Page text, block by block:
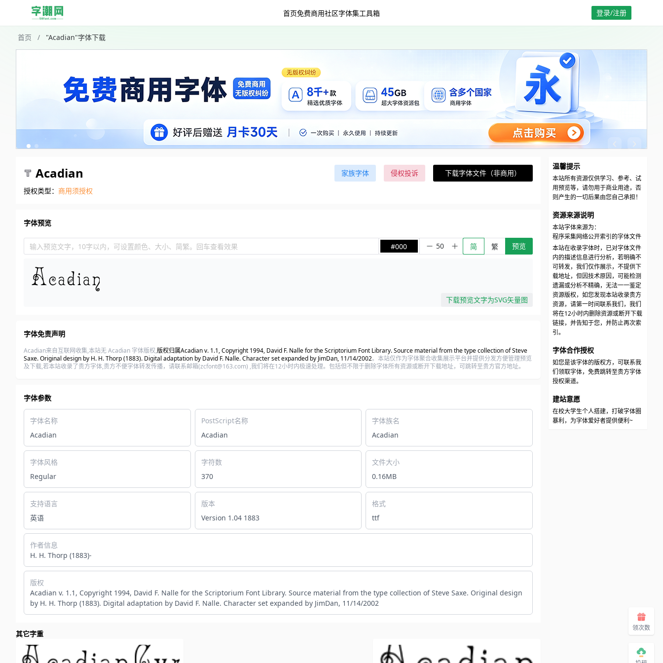
首页免费商用社区字体集工具箱 登录/注册
首页 / "Acadian"字体下载
Acadian 家族字体 侵权投诉
下载字体文件（非商用）
授权类型： 商用须授权
字体预览
输入预览文字，10字以内，可设置颜色、大小、简繁。回车查看效果 #000 简 繁 预览
下载预览文字为SVG矢量图
字体免责声明
Acadian来自互联网收集,本站无 Acadian 字体版权,版权归属Acadian v. 1.1, Copyright 1994, David F. Nalle for the Scriptorium Font Library. Source material from the type collection of Steve
Saxe. Original design by H. H. Thorp (1883). Digital adaptation by David F. Nalle. Character set expanded by JimDan, 11/14/2002。本站仅作为字体聚合收集展示平台并提供分发方便管理预览
及下载,若本站收录了贵方字体,贵方不便字体转发传播，请联系邮箱(zcfont@163.com) ,我们将在12小时内极速处理。包括但不限于删除字体所有资源或断开下载地址，可跳转至贵方官方地址。
字体参数
字体名称
Acadian
PostScript名称
Acadian
字体族名
Acadian
字体风格
Regular
字符数
370
文件大小
0.16MB
支持语言
英语
版本
Version 1.04 1883
格式
ttf
作者信息
H. H. Thorp (1883)-
版权
Acadian v. 1.1, Copyright 1994, David F. Nalle for the Scriptorium Font Library. Source material from the type collection of Steve Saxe. Original design
by H. H. Thorp (1883). Digital adaptation by David F. Nalle. Character set expanded by JimDan, 11/14/2002
其它字重
温馨提示
本站所有资源仅供学习、参考、试
用预览等，请勿用于商业用途，否
则产生的一切后果由您自己承担！
资源来源说明
本站字体来源为：
程序采集网络公开索引的字体文件
本站在收录字体时，已对字体文件
内的描述信息进行分析，若明确不
可转发，我们仅作展示，不提供下
载地址，但因技术原因，可能检测
遗漏或分析不精确，无法一一鉴定
资源版权，如您发现本站收录贵方
资源，请第一时间联系我们，我们
将在12小时内删除资源或断开下载
链接，并告知于您，并防止再次索
引。
字体合作授权
如您是该字体的版权方，可联系我
们领取字体，免费跳转至贵方字体
授权渠道。
建站意愿
在校大学生个人搭建，打破字体圈
暴利，为字体爱好者提供便利~
领次数